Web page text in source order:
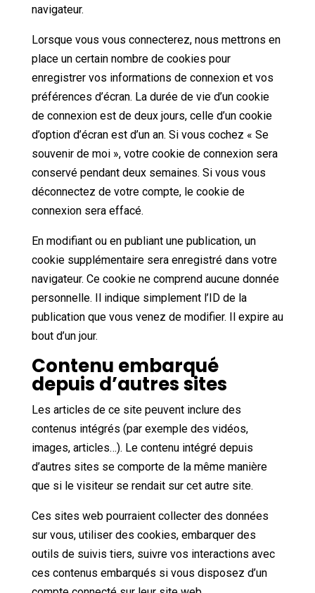
navigateur.
Lorsque vous vous connecterez, nous mettrons en
place un certain nombre de cookies pour
enregistrer vos informations de connexion et vos
préférences d’écran. La durée de vie d’un cookie
de connexion est de deux jours, celle d’un cookie
d’option d’écran est d’un an. Si vous cochez « Se
souvenir de moi », votre cookie de connexion sera
conservé pendant deux semaines. Si vous vous
déconnectez de votre compte, le cookie de
connexion sera effacé.
En modifiant ou en publiant une publication, un
cookie supplémentaire sera enregistré dans votre
navigateur. Ce cookie ne comprend aucune donnée
personnelle. Il indique simplement l’ID de la
publication que vous venez de modifier. Il expire au
bout d’un jour.
Contenu embarqué
depuis d’autres sites
Les articles de ce site peuvent inclure des
contenus intégrés (par exemple des vidéos,
images, articles…). Le contenu intégré depuis
d’autres sites se comporte de la même manière
que si le visiteur se rendait sur cet autre site.
Ces sites web pourraient collecter des données
sur vous, utiliser des cookies, embarquer des
outils de suivis tiers, suivre vos interactions avec
ces contenus embarqués si vous disposez d’un